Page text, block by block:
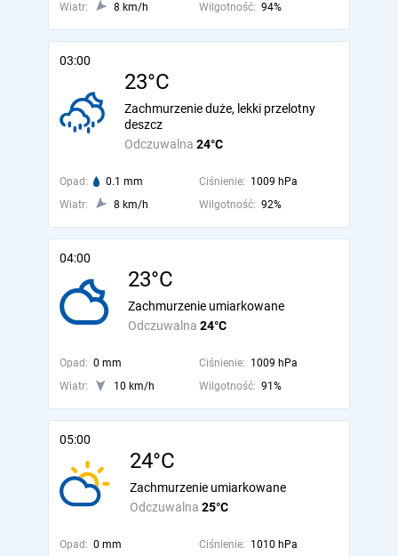
Wiatr:
8 km/h Wilgotność: 94%
03:00
23°C
Odczuwalna 24°C
Zachmurzenie duże, lekki przelotny
deszcz
Opad: 0.1 mm Ciśnienie: 1009 hPa
Wiatr:
8 km/h Wilgotność: 92%
04:00
23°C
Odczuwalna 24°C
Zachmurzenie umiarkowane
Opad: 0 mm Ciśnienie: 1009 hPa
Wiatr:
10 km/h Wilgotność: 91%
05:00
24°C
Odczuwalna 25°C
Zachmurzenie umiarkowane
Opad: 0 mm Ciśnienie: 1010 hPa